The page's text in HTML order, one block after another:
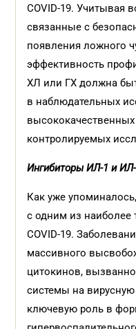
COVID-19. Учитывая
связанные с
появления ложного
эффективность
ХЛ или ГХ должна
в наблюдательных
контролируемых
Ингибиторы ИЛ-1 и
Как уже
с одним из наиболее
COVID-19.
массивного
цитокинов,
системы на
ключевую роль в